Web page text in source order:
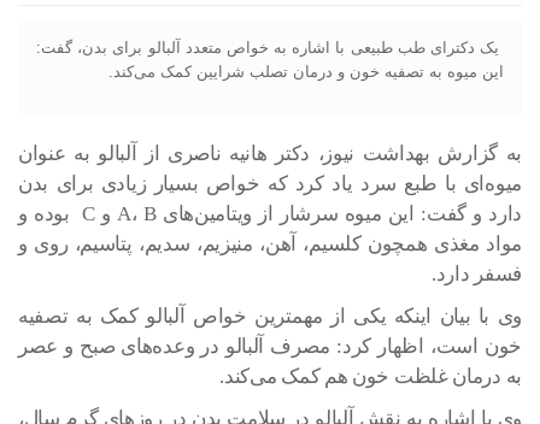
یک دکترای طب طبیعی با اشاره به خواص متعدد آلبالو برای بدن، گفت:
این میوه به تصفیه خون و درمان تصلب شرایین کمک می‌کند.
به گزارش بهداشت نیوز، دکتر هانیه ناصری از آلبالو به عنوان
میوه‌ای با طبع سرد یاد کرد که خواص بسیار زیادی برای بدن
دارد و گفت: این میوه سرشار از ویتامین‌های A، B و C بوده و
مواد مغذی همچون کلسیم، آهن، منیزیم، سدیم، پتاسیم، روی و
فسفر دارد.
وی با بیان اینکه یکی از مهمترین خواص آلبالو کمک به تصفیه
خون است، اظهار کرد: مصرف آلبالو در وعده‌های صبح و عصر
به درمان غلظت خون هم کمک می‌کند.
وی با اشاره به نقش آلبالو در سلامت بدن در روزهای گرم سال،